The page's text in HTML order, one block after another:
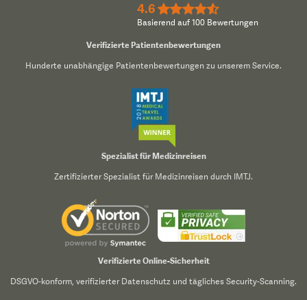
4.6 ★★★★½
Basierend auf 100 Bewertungen
Verifizierte Patientenbewertungen
Hunderte unabhängige Patientenbewertungen zu unserem Service.
Spezialist für Medizinreisen
Zertifizierter Spezialist für Medizinreisen durch IMTJ.
Verifizierte Online-Sicherheit
DSGVO-konform, verifizierter Datenschutz und tägliches Security-Scanning.